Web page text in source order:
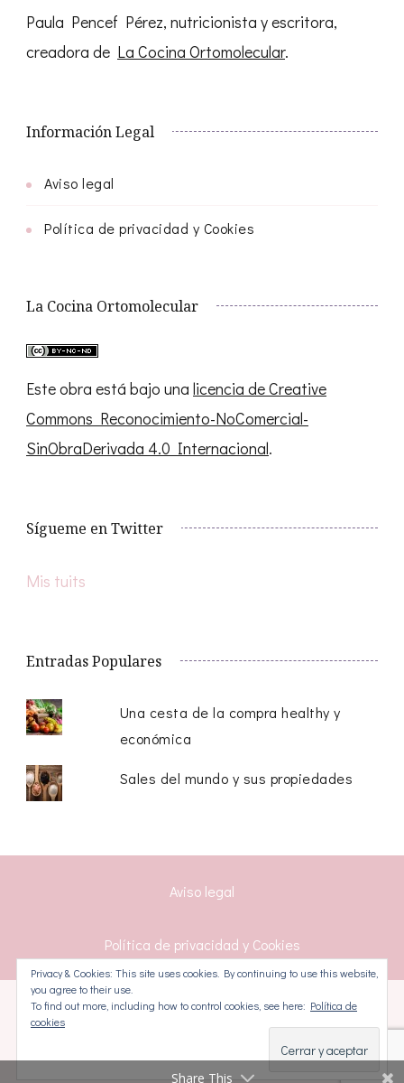
Paula Pencef Pérez, nutricionista y escritora,
creadora de La Cocina Ortomolecular.
Información Legal
Aviso legal
Política de privacidad y Cookies
La Cocina Ortomolecular
Este obra está bajo una licencia de Creative
Commons Reconocimiento-NoComercial-
SinObraDerivada 4.0 Internacional.
Sígueme en Twitter
Mis tuits
Entradas Populares
Una cesta de la compra healthy y
económica
Sales del mundo y sus propiedades
Aviso legal
Política de privacidad y Cookies
Diseñado por La Cocina Ortomolecular.CoachPress Lite
WordPress.Política de privacidad y Cookies
Share This
Privacy & Cookies: This site uses cookies. By continuing to use this website,
you agree to their use.
To find out more, including how to control cookies, see here: Política de
cookies